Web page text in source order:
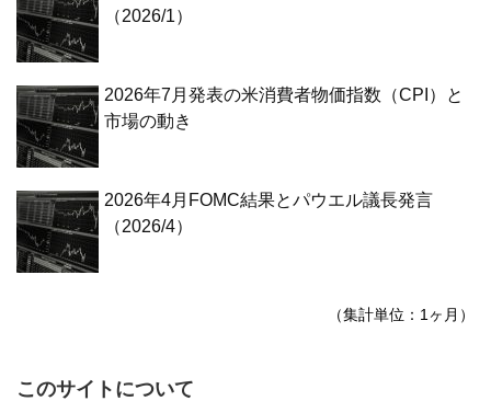
（2026/1）
2026年7月発表の米消費者物価指数（CPI）と
市場の動き
2026年4月FOMC結果とパウエル議長発言
（2026/4）
（集計単位：1ヶ月）
このサイトについて